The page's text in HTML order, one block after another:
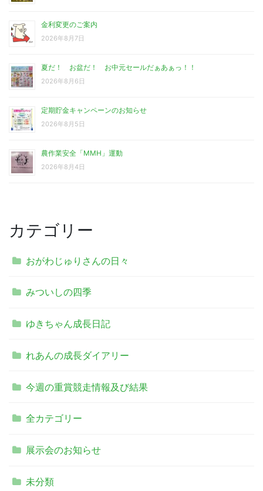
金利変更のご案内
2026年8月7日
夏だ！ お盆だ！ お中元セールだぁあぁっ！！
2026年8月6日
定期貯金キャンペーンのお知らせ
2026年8月5日
農作業安全「MMH」運動
2026年8月4日
カテゴリー
おがわじゅりさんの日々
みついしの四季
ゆきちゃん成長日記
れあんの成長ダイアリー
今週の重賞競走情報及び結果
全カテゴリー
展示会のお知らせ
未分類